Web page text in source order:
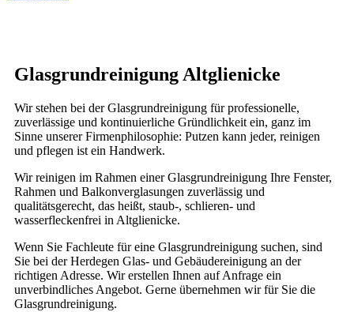
Glasgrundreinigung Altglienicke
Wir stehen bei der Glasgrundreinigung für professionelle,
zuverlässige und kontinuierliche Gründlichkeit ein, ganz im
Sinne unserer Firmenphilosophie: Putzen kann jeder, reinigen
und pflegen ist ein Handwerk.
Wir reinigen im Rahmen einer Glasgrundreinigung Ihre Fenster,
Rahmen und Balkonverglasungen zuverlässig und
qualitätsgerecht, das heißt, staub-, schlieren- und
wasserfleckenfrei in Altglienicke.
Wenn Sie Fachleute für eine Glasgrundreinigung suchen, sind
Sie bei der Herdegen Glas- und Gebäudereinigung an der
richtigen Adresse. Wir erstellen Ihnen auf Anfrage ein
unverbindliches Angebot. Gerne übernehmen wir für Sie die
Glasgrundreinigung.